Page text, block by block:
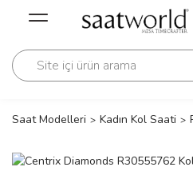
Geri Dön
Geri Dön
Saat Modelleri Kadın Kol Saati